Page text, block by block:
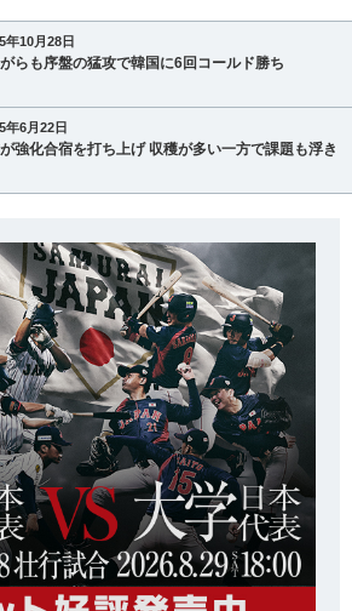
年10月28日
らも序盤の猛攻で韓国に6回コールド勝ち
年6月22日
強化合宿を打ち上げ 収穫が多い一方で課題も浮き